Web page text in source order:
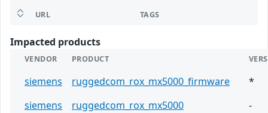
URL TAGS
Impacted products
VENDOR PRODUCT
siemens ruggedcom_rox_mx5000_firmware
*
siemens
ruggedcom_rox_mx5000
-